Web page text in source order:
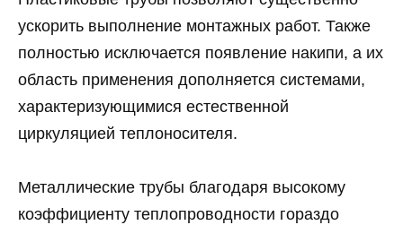
ускорить выполнение монтажных работ. Также
полностью исключается появление накипи, а их
область применения дополняется системами,
характеризующимися естественной
циркуляцией теплоносителя.
Металлические трубы благодаря высокому
коэффициенту теплопроводности гораздо